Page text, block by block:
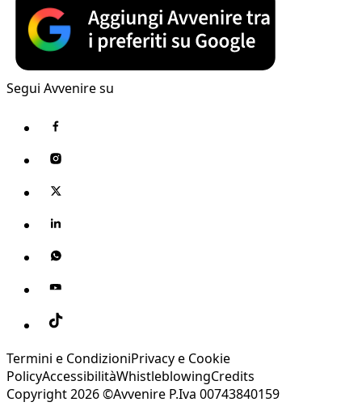
Segui Avvenire su
Termini e CondizioniPrivacy e Cookie
PolicyAccessibilitàWhistleblowingCredits
Copyright 2026 ©Avvenire P.Iva 00743840159